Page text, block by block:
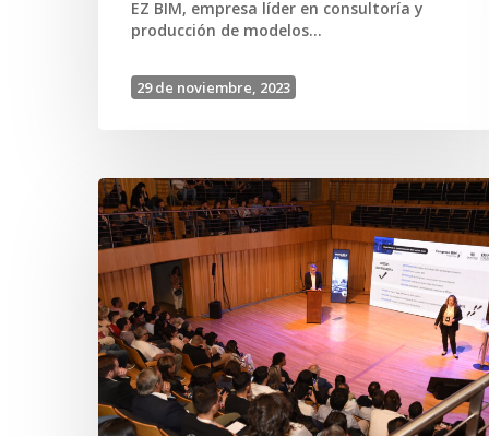
EZ BIM, empresa líder en consultoría y
producción de modelos…
29 de noviembre, 2023